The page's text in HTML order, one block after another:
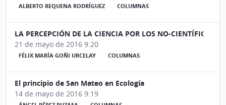
ALBERTO REQUENA RODRÍGUEZ COLUMNAS
LA PERCEPCIÓN DE LA CIENCIA POR LOS NO-CIENTÍFICOS
21 de mayo de 2016 9:20
FÉLIX MARÍA GOÑI URCELAY COLUMNAS
El principio de San Mateo en Ecología
14 de mayo de 2016 9:19